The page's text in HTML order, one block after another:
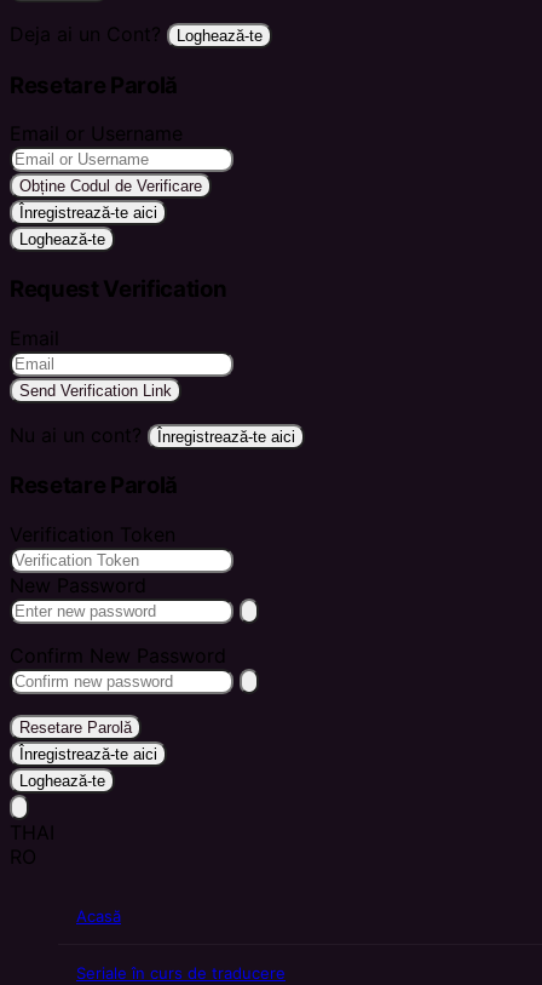
Deja ai un Cont? Loghează-te
Resetare Parolă
Email or Username
Obține Codul de Verificare
Înregistrează-te aici
Loghează-te
Request Verification
Email
Send Verification Link
Nu ai un cont? Înregistrează-te aici
Resetare Parolă
Verification Token
New Password
Confirm New Password
Resetare Parolă
Înregistrează-te aici
Loghează-te
THAI
RO
Acasă
Seriale în curs de traducere